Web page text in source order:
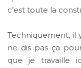
c’est toute la
Techniquement, il
ne dis pas ça
que je travaille